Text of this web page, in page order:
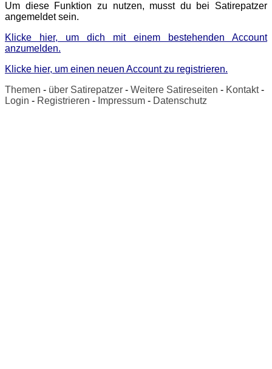
Um diese Funktion zu nutzen, musst du bei Satirepatzer
angemeldet sein.
Klicke hier, um dich mit einem bestehenden Account
anzumelden.
Klicke hier, um einen neuen Account zu registrieren.
Themen - über Satirepatzer - Weitere Satireseiten - Kontakt-
Login - Registrieren - Impressum - Datenschutz